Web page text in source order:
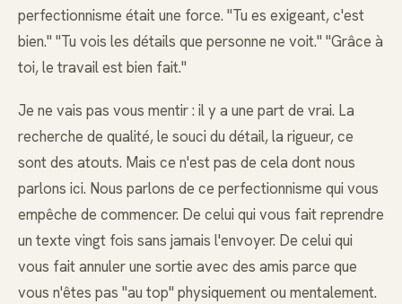
perfectionnisme était une force. "Tu es exigeant, c'est
bien." "Tu vois les détails que personne ne voit." "Grâce à
toi, le travail est bien fait."
Je ne vais pas vous mentir : il y a une part de vrai. La
recherche de qualité, le souci du détail, la rigueur, ce
sont des atouts. Mais ce n'est pas de cela dont nous
parlons ici. Nous parlons de ce perfectionnisme qui vous
empêche de commencer. De celui qui vous fait reprendre
un texte vingt fois sans jamais l'envoyer. De celui qui
vous fait annuler une sortie avec des amis parce que
vous n'êtes pas "au top" physiquement ou mentalement.